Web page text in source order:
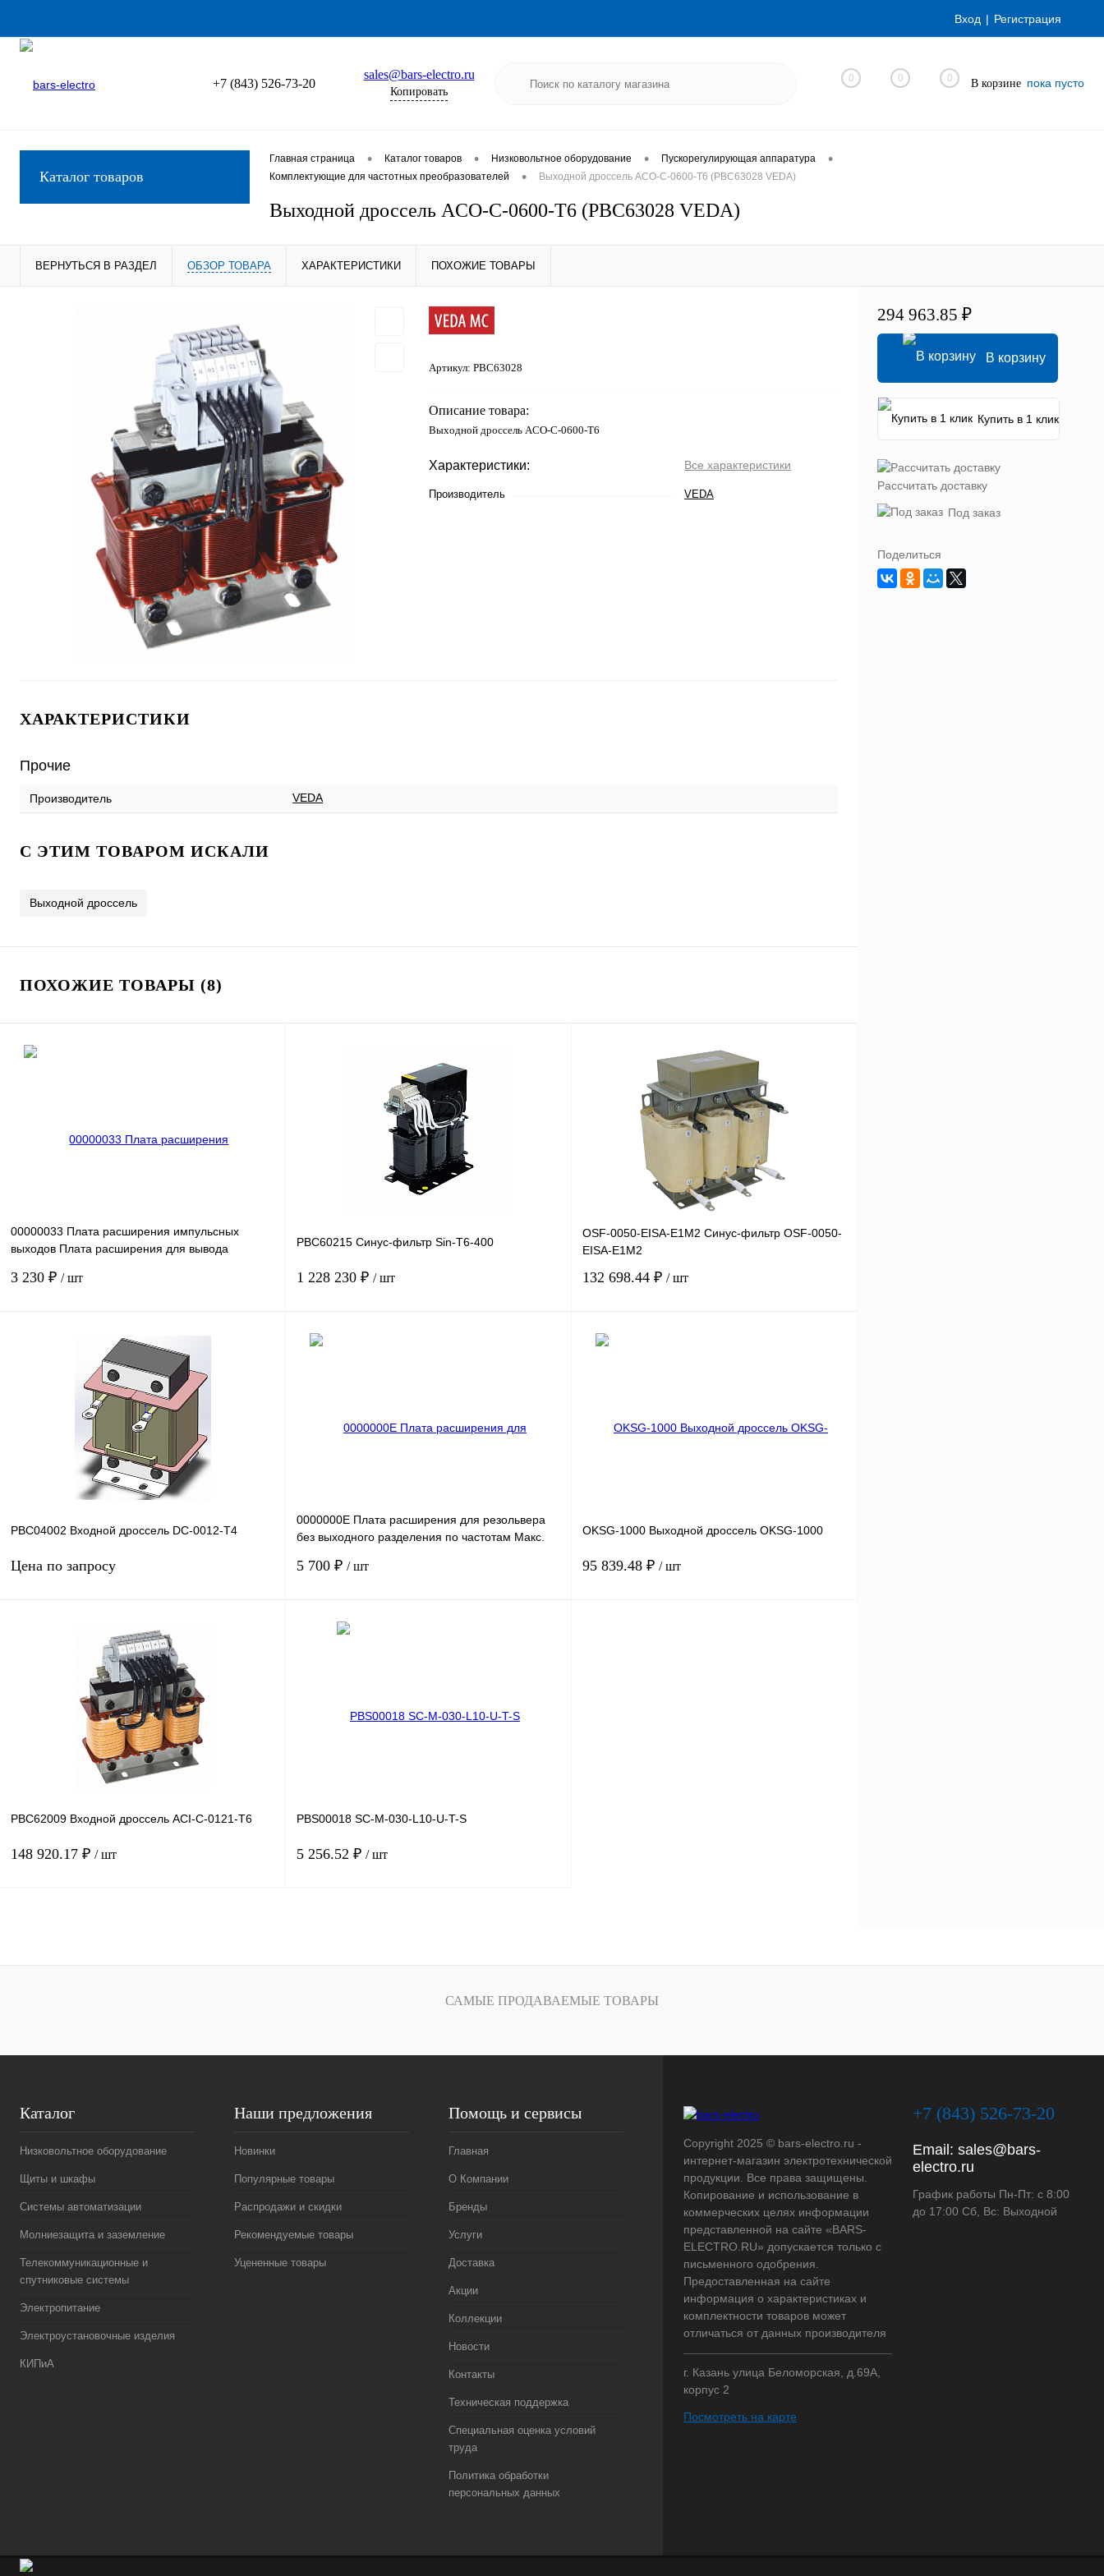
Вход Регистрация
+7 (843) 526-73-20
sales@bars-electro.ru
Копировать
0 0 0 В корзине пока пусто
Каталог товаров
Главная страница • Каталог товаров • Низковольтное оборудование • Пускорегулирующая аппаратура •
Комплектующие для частотных преобразователей • Выходной дроссель ACO-C-0600-T6 (PBC63028 VEDA)
Выходной дроссель ACO-C-0600-T6 (PBC63028 VEDA)
ВЕРНУТЬСЯ В РАЗДЕЛ ОБЗОР ТОВАРА ХАРАКТЕРИСТИКИ ПОХОЖИЕ ТОВАРЫ
Артикул: PBC63028
Описание товара:
Выходной дроссель ACO-C-0600-T6
Характеристики: Все характеристики
Производитель VEDA
ХАРАКТЕРИСТИКИ
Прочие
Производитель VEDA
C ЭТИМ ТОВАРОМ ИСКАЛИ
Выходной дроссель
ПОХОЖИЕ ТОВАРЫ (8)
00000033 Плата расширения импульсных
выходов Плата расширения для вывода
3 230 ₽ / шт
В корзину
Купить в 1 клик Сравнение
Под заказ
PBC60215 Синус-фильтр Sin-T6-400
1 228 230 ₽ / шт
OSF-0050-EISA-E1M2 Синус-фильтр OSF-0050-
EISA-E1M2
132 698.44 ₽ / шт
PBC04002 Входной дроссель DC-0012-T4
Цена по запросу
Запросить цену
Купить в 1 клик Сравнение
Под заказ
0000000E Плата расширения для резольвера
без выходного разделения по частотам Макс.
5 700 ₽ / шт
OKSG-1000 Выходной дроссель OKSG-1000
95 839.48 ₽ / шт
PBC62009 Входной дроссель ACI-C-0121-T6
148 920.17 ₽ / шт
Купить в 1 клик Сравнение
PBS00018 SC-M-030-L10-U-T-S
5 256.52 ₽ / шт
Купить в 1 клик Сравнение
294 963.85 ₽
В корзину
Купить в 1 клик
Рассчитать доставку
Под заказ
Поделиться
САМЫЕ ПРОДАВАЕМЫЕ ТОВАРЫ
Каталог
Низковольтное оборудование
Щиты и шкафы
Системы автоматизации
Молниезащита и заземление
Телекоммуникационные и
спутниковые системы
Электропитание
Электроустановочные изделия
КИПиА
Наши предложения
Новинки
Популярные товары
Распродажи и скидки
Рекомендуемые товары
Уцененные товары
Помощь и сервисы
Главная
О Компании
Бренды
Услуги
Доставка
Акции
Коллекции
Новости
Контакты
Техническая поддержка
Специальная оценка условий
труда
Политика обработки
персональных данных
Copyright 2025 © bars-electro.ru -
интернет-магазин электротехнической
продукции. Все права защищены.
Копирование и использование в
коммерческих целях информации
представленной на сайте «BARS-
ELECTRO.RU» допускается только с
письменного одобрения.
Предоставленная на сайте
информация о характеристиках и
комплектности товаров может
отличаться от данных производителя
г. Казань улица Беломорская, д.69А,
корпус 2
Посмотреть на карте
+7 (843) 526-73-20
Email: sales@bars-
electro.ru
График работы Пн-Пт: с 8:00
до 17:00 Сб, Вс: Выходной